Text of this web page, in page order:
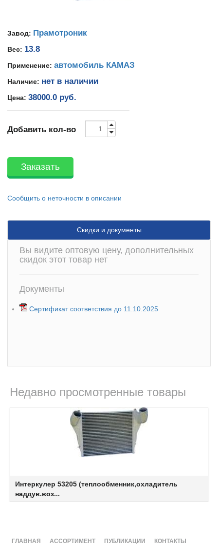
Завод: Прамотроник
Вес: 13.8
Применение: автомобиль КАМАЗ
Наличие: нет в наличии
Цена: 38000.0 руб.
Добавить кол-во
Заказать
Сообщить о неточности в описании
Скидки и документы
Вы видите оптовую цену, дополнительных
скидок этот товар нет
Документы
Сертификат соответствия до 11.10.2025
Недавно просмотренные товары
Интеркулер 53205 (теплообменник,охладитель
наддув.воз...
ГЛАВНАЯ АССОРТИМЕНТ ПУБЛИКАЦИИ КОНТАКТЫ